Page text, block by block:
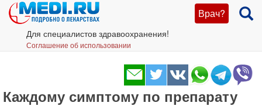
Врач?
Для специалистов здравоохранения!
Соглашение об использовании
Каждому симптому по препарату